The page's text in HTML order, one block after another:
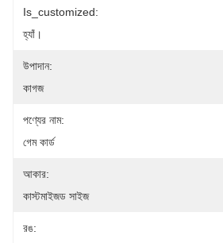
Is_customized:
হ্যাঁ।
উপাদান:
কাগজ
পণ্যের নাম:
গেম কার্ড
আকার:
কাস্টমাইজড সাইজ
রঙ: